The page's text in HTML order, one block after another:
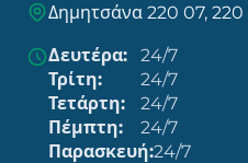
Δημητσάνα 220 07,
Δευτέρα:
24/7
Τρίτη:
24/7
Τετάρτη:
24/7
Πέμπτη:
24/7
Παρασκευή:24/7